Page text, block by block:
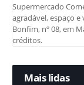
Supermercado
agradável, espaço
Bonfim, nº 08, em
créditos.
Mais lidas